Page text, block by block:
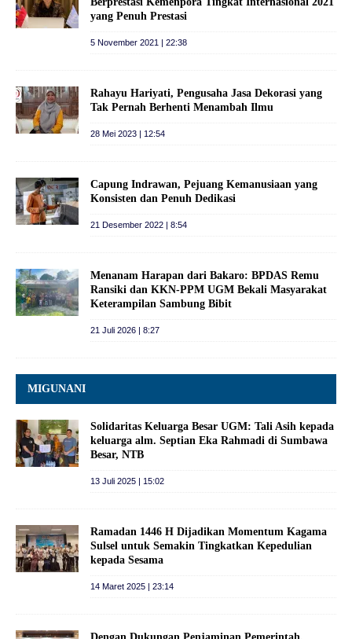
yang Penuh Prestasi
5 November 2021 | 22:38
Rahayu Hariyati, Pengusaha Jasa Dekorasi yang
Tak Pernah Berhenti Menambah Ilmu
28 Mei 2023 | 12:54
Capung Indrawan, Pejuang Kemanusiaan yang
Konsisten dan Penuh Dedikasi
21 Desember 2022 | 8:54
Menanam Harapan dari Bakaro: BPDAS Remu
Ransiki dan KKN-PPM UGM Bekali Masyarakat
Keterampilan Sambung Bibit
21 Juli 2026 | 8:27
MIGUNANI
Solidaritas Keluarga Besar UGM: Tali Asih kepada
keluarga alm. Septian Eka Rahmadi di Sumbawa
Besar, NTB
13 Juli 2025 | 15:02
Ramadan 1446 H Dijadikan Momentum Kagama
Sulsel untuk Semakin Tingkatkan Kepedulian
kepada Sesama
14 Maret 2025 | 23:14